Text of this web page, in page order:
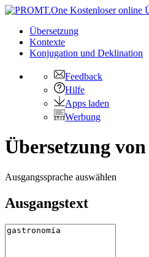
Übersetzung
Kontexte
Konjugation und Deklination
Feedback
Hilfe
Apps laden
Werbung
Übersetzung
Ausgangssprache auswählen
Ausgangstext